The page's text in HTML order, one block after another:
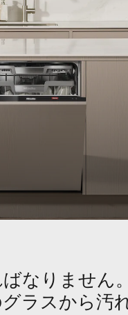
なりません
ラスから汚